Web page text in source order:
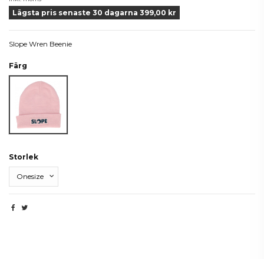
Lägsta pris senaste 30 dagarna 399,00 kr
Slope Wren Beenie
Färg
Rosa
Storlek